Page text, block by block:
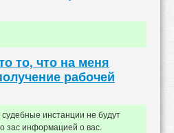
то, что на меня
рабочей
судебные инстанции не будут
зас информацией о вас.